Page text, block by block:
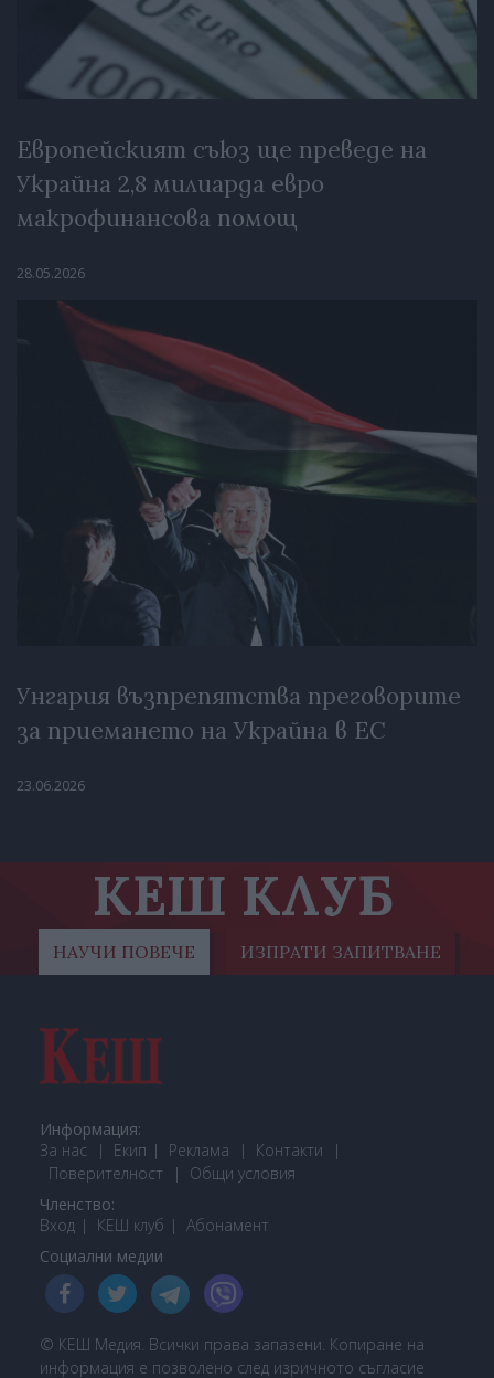
Европейският съюз ще преведе на
Украйна 2,8 милиарда евро
макрофинансова помощ
28.05.2026
Унгария възпрепятства преговорите
за приемането на Украйна в ЕС
23.06.2026
КЕШ КЛУБ
НАУЧИ ПОВЕЧЕ ИЗПРАТИ ЗАПИТВАНЕ
Информация:
За нас
Екип Реклама
Контакти
Поверителност
Общи условия
Членство:
Вход
КЕШ клуб Абонамент
Социални медии
© КЕШ Медия. Всички права запазени. Копиране на
информация е позволено след изричното съгласие